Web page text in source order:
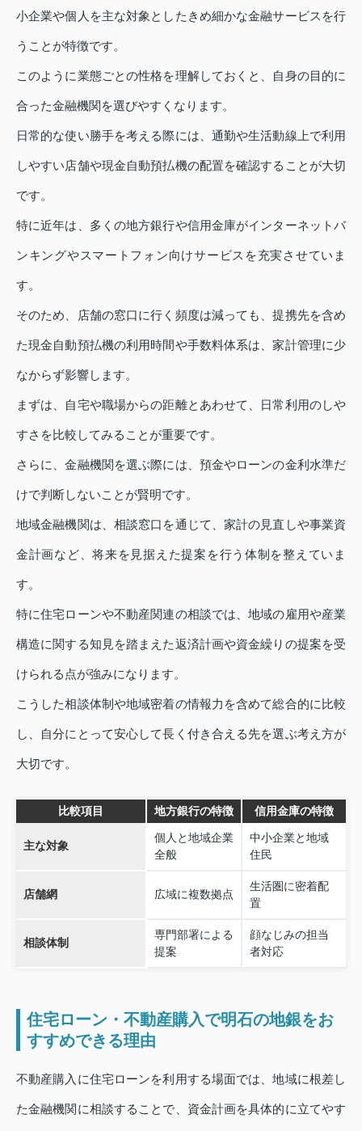
小企業や個人を主な対象としたきめ細かな金融サービスを行
うことが特徴です。
このように業態ごとの性格を理解しておくと、自身の目的に
合った金融機関を選びやすくなります。
日常的な使い勝手を考える際には、通勤や生活動線上で利用
しやすい店舗や現金自動預払機の配置を確認することが大切
です。
特に近年は、多くの地方銀行や信用金庫がインターネットバ
ンキングやスマートフォン向けサービスを充実させていま
す。
そのため、店舗の窓口に行く頻度は減っても、提携先を含め
た現金自動預払機の利用時間や手数料体系は、家計管理に少
なからず影響します。
まずは、自宅や職場からの距離とあわせて、日常利用のしや
すさを比較してみることが重要です。
さらに、金融機関を選ぶ際には、預金やローンの金利水準だ
けで判断しないことが賢明です。
地域金融機関は、相談窓口を通じて、家計の見直しや事業資
金計画など、将来を見据えた提案を行う体制を整えていま
す。
特に住宅ローンや不動産関連の相談では、地域の雇用や産業
構造に関する知見を踏まえた返済計画や資金繰りの提案を受
けられる点が強みになります。
こうした相談体制や地域密着の情報力を含めて総合的に比較
し、自分にとって安心して長く付き合える先を選ぶ考え方が
大切です。
比較項目 地方銀行の特徴 信用金庫の特徴
主な対象
個人と地域企業
全般
中小企業と地域
住民
店舗網 広域に複数拠点
生活圏に密着配
置
相談体制
専門部署による
提案
顔なじみの担当
者対応
住宅ローン・不動産購入で明石の地銀をお
すすめできる理由
不動産購入に住宅ローンを利用する場面では、地域に根差し
た金融機関に相談することで、資金計画を具体的に立てやす